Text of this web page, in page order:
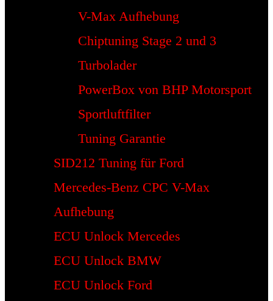
V-Max Aufhebung
Chiptuning Stage 2 und 3
Turbolader
PowerBox von BHP Motorsport
Sportluftfilter
Tuning Garantie
SID212 Tuning für Ford
Mercedes-Benz CPC V-Max
Aufhebung
ECU Unlock Mercedes
ECU Unlock BMW
ECU Unlock Ford